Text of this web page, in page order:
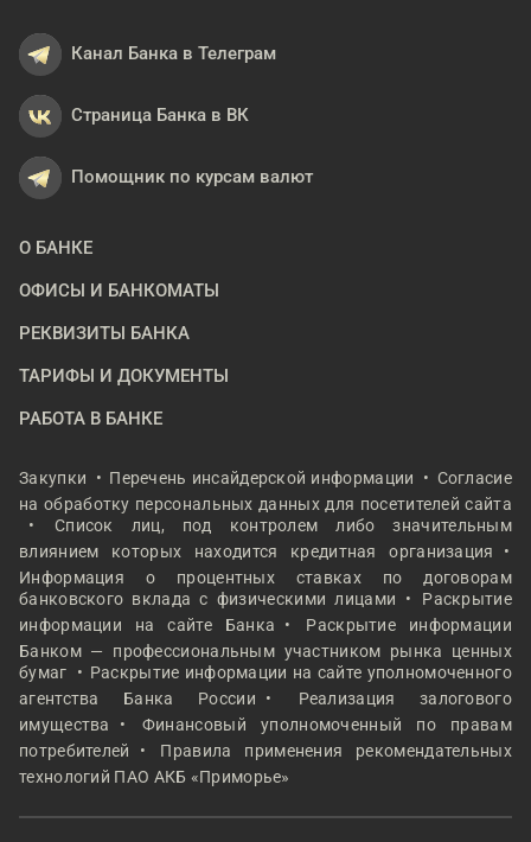
Канал Банка в Телеграм
Страница Банка в ВК
Помощник по курсам валют
О БАНКЕ
ОФИСЫ И БАНКОМАТЫ
РЕКВИЗИТЫ БАНКА
ТАРИФЫ И ДОКУМЕНТЫ
РАБОТА В БАНКЕ
Закупки Перечень инсайдерской информации
Согласие
на обработку персональных данных для посетителей сайта
Список лиц, под контролем либо значительным
влиянием которых находится кредитная организация
Информация о процентных ставках по договорам
банковского вклада с физическими лицами
Раскрытие
информации на сайте Банка
Раскрытие информации
Банком — профессиональным участником рынка ценных
бумаг
Раскрытие информации на сайте уполномоченного
агентства Банка России
Реализация залогового
имущества
Финансовый уполномоченный по правам
потребителей
Правила применения рекомендательных
технологий ПАО АКБ «Приморье»